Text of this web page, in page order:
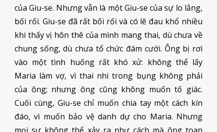
của Giu-se. Nhưng vẫn là một Giu-se của sự lo lắng,
bối rối. Giu-se đã rất bối rối và có lẽ đau khổ nhiều
khi thấy vị hôn thê của mình mang thai, dù chưa về
chung sống, dù chưa tổ chức đám cưới. Ông bị rơi
vào một tình huống rất khó xử: không thể lấy
Maria làm vợ, vì thai nhi trong bụng không phải
của ông; nhưng ông cũng không muốn tố giác.
Cuối cùng, Giu-se chỉ muốn chia tay một cách kín
đáo, vì muốn bảo vệ danh dự cho Maria. Nhưng